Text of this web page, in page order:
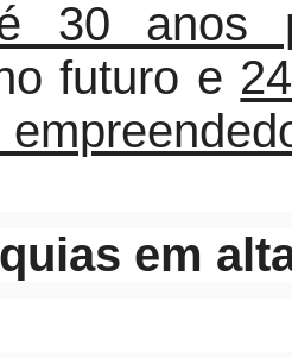
30 anos
futuro e
em